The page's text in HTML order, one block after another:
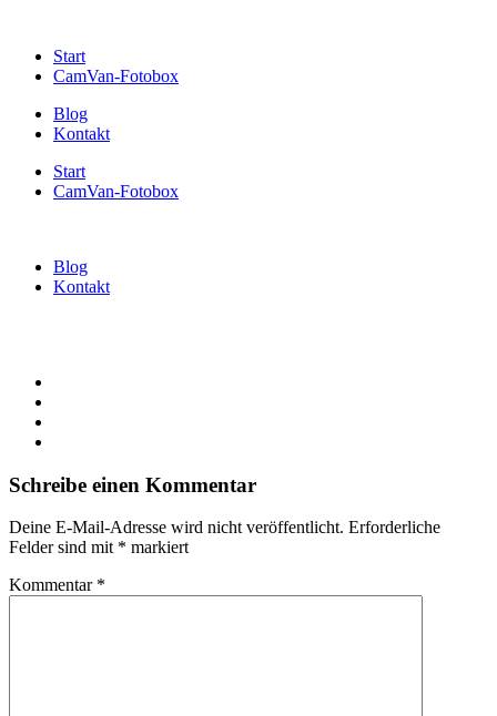
Start
CamVan-Fotobox
Blog
Kontakt
Start
CamVan-Fotobox
Blog
Kontakt
Schreibe einen Kommentar
Deine E-Mail-Adresse wird nicht veröffentlicht. Erforderliche
Felder sind mit * markiert
Kommentar *